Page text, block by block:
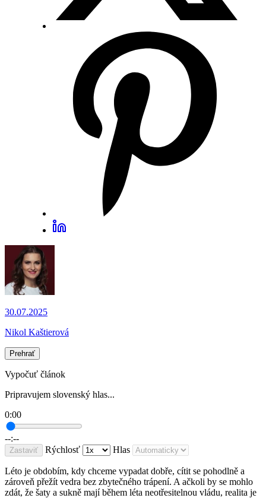
30.07.2025
Nikol Kaštierová
Prehrať
Vypočuť článok
Pripravujem slovenský hlas...
0:00
--:--
Zastaviť Rýchlosť Hlas
Léto je obdobím, kdy chceme vypadat dobře, cítit se pohodlně a
zároveň přežít vedra bez zbytečného trápení. A ačkoli by se mohlo
zdát, že šaty a sukně mají během léta neotřesitelnou vládu, realita je